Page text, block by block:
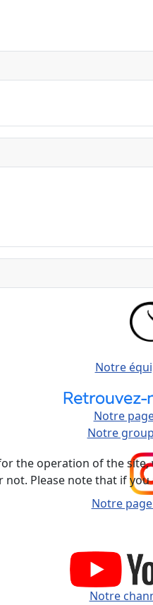
Notre
Notre
Notre
Notre
Notre
the operation of the
Please note that if